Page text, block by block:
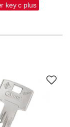
key c plus